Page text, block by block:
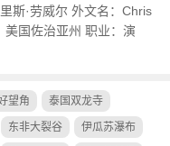
斯·劳威尔 外文名：Chris
国佐治亚州 职业：演
望角 泰国双龙寺
东非大裂谷 伊瓜苏瀑布